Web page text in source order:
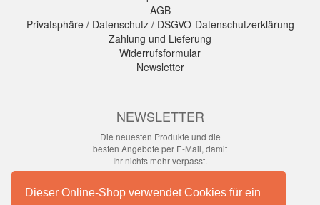
Dieser Online-Shop verwendet Cookies für ein
AGB
Privatsphäre / Datenschutz / DSGVO-Datenschutzerklärung
Zahlung und Lieferung
Widerrufsformular
Newsletter
NEWSLETTER
Die neuesten Produkte und die
besten Angebote per E-Mail, damit
Ihr nichts mehr verpasst.